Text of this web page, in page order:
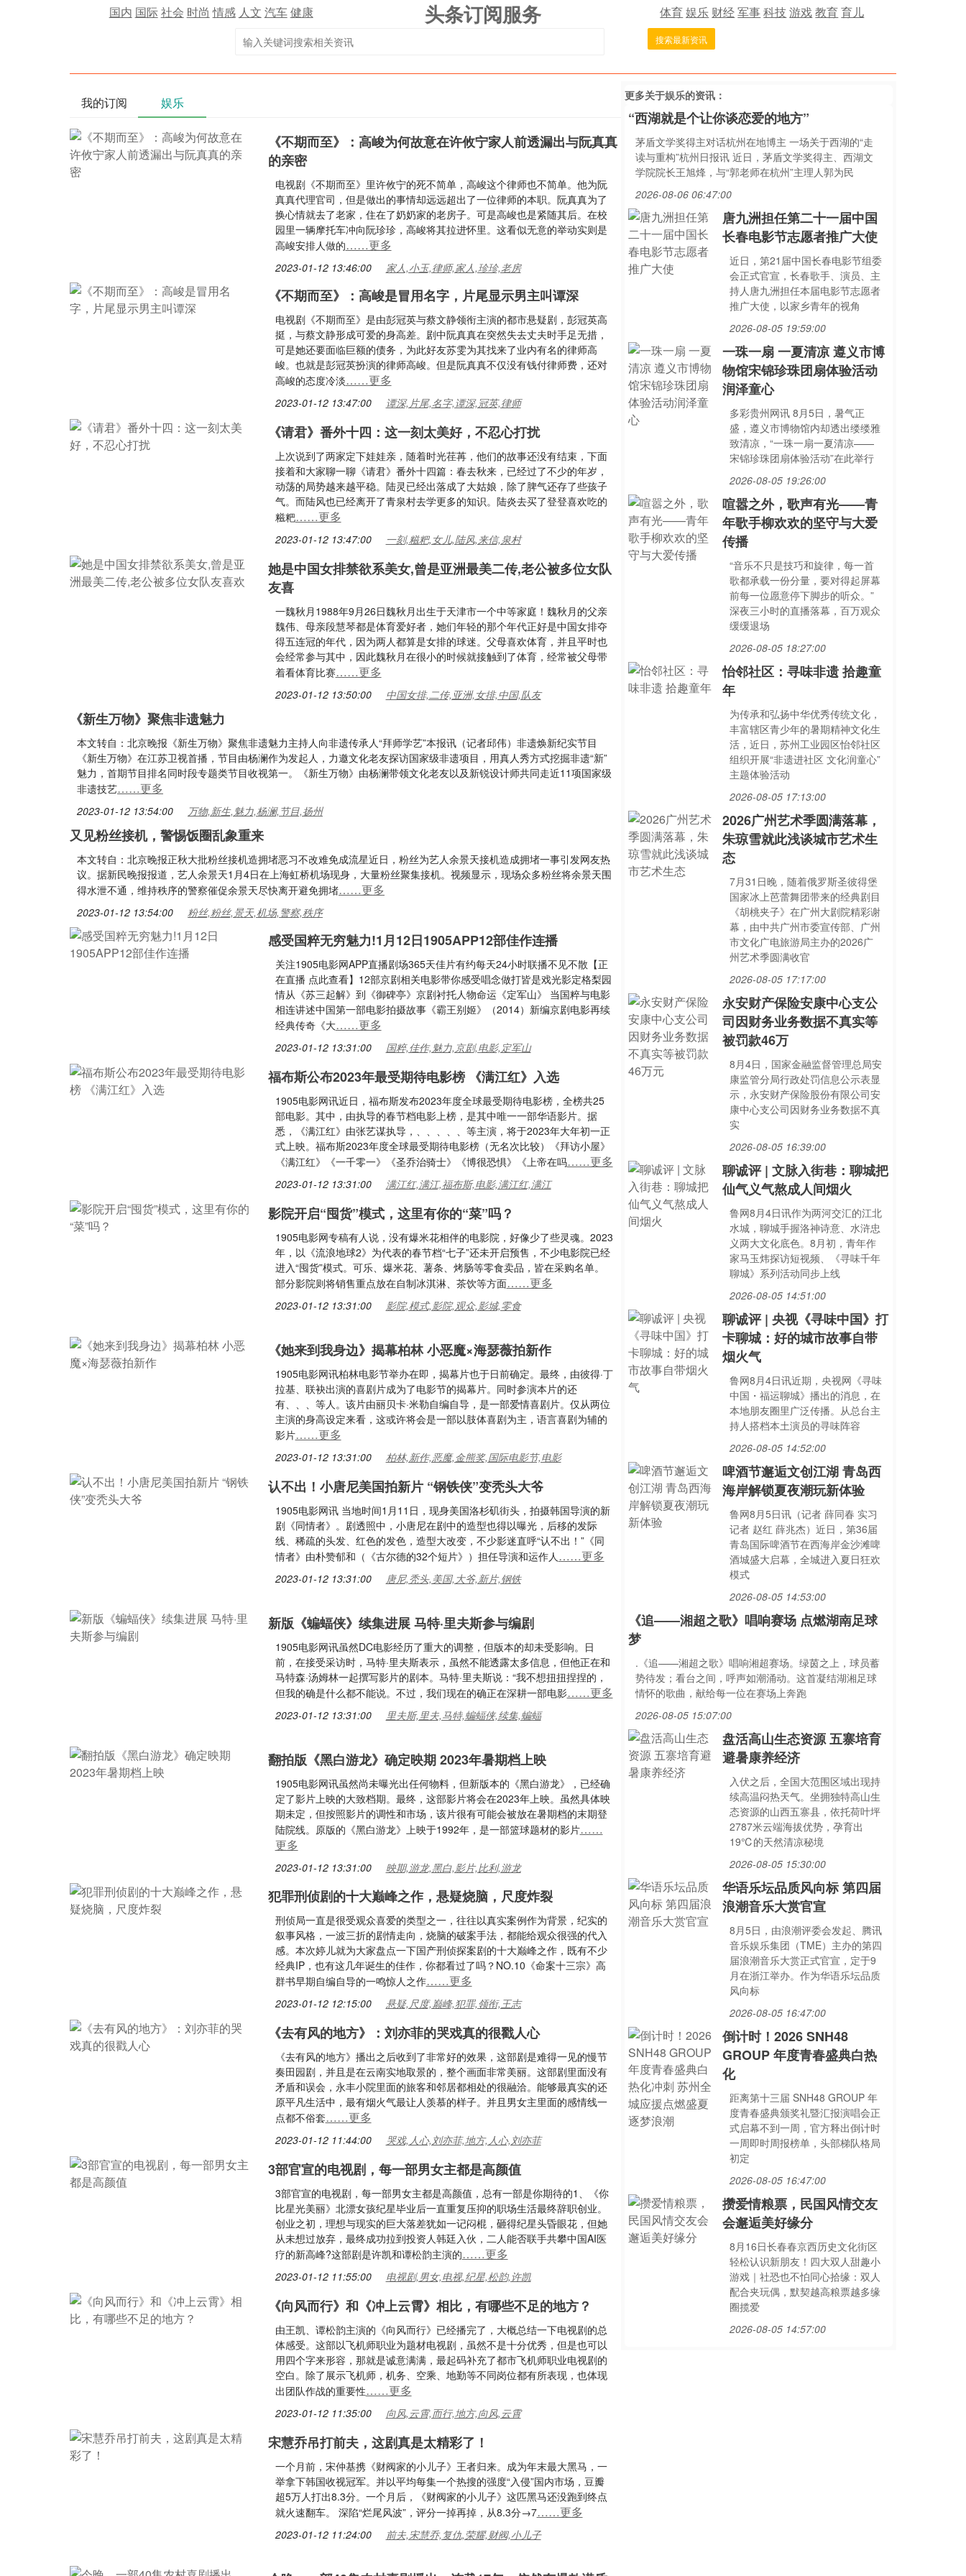
国内 国际社会 时尚 情感 人文 汽车健康 头条订阅服务 体育娱乐 财经军事科技游戏教育育儿
搜索最新资讯
我的订阅 娱乐
《不期而至》：高峻为何故意在许攸宁家人前透漏出与阮真真
的亲密
电视剧《不期而至》里许攸宁的死不简单，高峻这个律师也不简单。他为阮
真真代理官司，但是做出的事情却远远超出了一位律师的本职。阮真真为了
换心情就去了老家，住在了奶奶家的老房子。可是高峻也是紧随其后。在校
园里一辆摩托车冲向阮珍珍，高峻将其拉进怀里。这看似无意的举动实则是
高峻安排人做的……更多
2023-01-12 13:46:00 家人,小玉,律师,家人,珍珍,老房
《不期而至》：高峻是冒用名字，片尾显示男主叫谭深
电视剧《不期而至》是由彭冠英与蔡文静领衔主演的都市悬疑剧，彭冠英高
挺，与蔡文静形成可爱的身高差。剧中阮真真在突然失去丈夫时手足无措，
可是她还要面临巨额的债务，为此好友苏雯为其找来了业内有名的律师高
峻。也就是彭冠英扮演的律师高峻。但是阮真真不仅没有钱付律师费，还对
高峻的态度冷淡……更多
2023-01-12 13:47:00 谭深,片尾,名字,谭深,冠英,律师
《请君》番外十四：这一刻太美好，不忍心打扰
上次说到了两家定下娃娃亲，随着时光荏苒，他们的故事还没有结束，下面
接着和大家聊一聊《请君》番外十四篇：春去秋来，已经过了不少的年岁，
动荡的局势越来越平稳。陆灵已经出落成了大姑娘，除了脾气还存了些孩子
气。而陆风也已经离开了青泉村去学更多的知识。陆炎去买了登登喜欢吃的
糍粑……更多
2023-01-12 13:47:00 一刻,糍粑,女儿,陆风,来信,泉村
她是中国女排禁欲系美女,曾是亚洲最美二传,老公被多位女队
友喜
一魏秋月1988年9月26日魏秋月出生于天津市一个中等家庭！魏秋月的父亲
魏伟、母亲段慧琴都是体育爱好者，她们年轻的那个年代正好是中国女排夺
得五连冠的年代，因为两人都算是女排的球迷。父母喜欢体育，并且平时也
会经常参与其中，因此魏秋月在很小的时候就接触到了体育，经常被父母带
着看体育比赛……更多
2023-01-12 13:50:00 中国女排,二传,亚洲,女排,中国,队友
《新生万物》聚焦非遗魅力
本文转自：北京晚报《新生万物》聚焦非遗魅力主持人向非遗传承人“拜师学艺”本报讯（记者邱伟）非遗焕新纪实节目
《新生万物》在江苏卫视首播，节目由杨澜作为发起人，力邀文化老友探访国家级非遗项目，用真人秀方式挖掘非遗“新”
魅力，首期节目排名同时段专题类节目收视第一。《新生万物》由杨澜带领文化老友以及新锐设计师共同走近11项国家级
非遗技艺……更多
2023-01-12 13:54:00 万物,新生,魅力,杨澜,节目,扬州
又见粉丝接机，警惕饭圈乱象重来
本文转自：北京晚报正秋大批粉丝接机造拥堵恶习不改难免成流星近日，粉丝为艺人余景天接机造成拥堵一事引发网友热
议。据新民晚报报道，艺人余景天1月4日在上海虹桥机场现身，大量粉丝聚集接机。视频显示，现场众多粉丝将余景天围
得水泄不通，维持秩序的警察催促余景天尽快离开避免拥堵……更多
2023-01-12 13:54:00 粉丝,粉丝,景天,机场,警察,秩序
感受国粹无穷魅力!1月12日1905APP12部佳作连播
关注1905电影网APP直播剧场365天佳片有约每天24小时联播不见不散【正
在直播 点此查看】12部京剧相关电影带你感受唱念做打皆是戏光影定格梨园
情从《苏三起解》到《御碑亭》京剧衬托人物命运《定军山》 当国粹与电影
相连讲述中国第一部电影拍摄故事《霸王别姬》（2014）新编京剧电影再续
经典传奇《大……更多
2023-01-12 13:31:00 国粹,佳作,魅力,京剧,电影,定军山
福布斯公布2023年最受期待电影榜 《满江红》入选
1905电影网讯近日，福布斯发布2023年度全球最受期待电影榜，全榜共25
部电影。其中，由执导的春节档电影上榜，是其中唯一一部华语影片。据
悉，《满江红》由张艺谋执导，、、、、、等主演，将于2023年大年初一正
式上映。福布斯2023年度全球最受期待电影榜（无名次比较）《拜访小屋》
《满江红》《一千零一》《圣乔治骑士》《博很恐惧》《上帝在吗……更多
2023-01-12 13:31:00 满江红,满江,福布斯,电影,满江红,满江
影院开启“囤货”模式，这里有你的“菜”吗？
1905电影网专稿有人说，没有爆米花相伴的电影院，好像少了些灵魂。2023
年，以《流浪地球2》为代表的春节档“七子”还未开启预售，不少电影院已经
进入“囤货”模式。可乐、爆米花、薯条、烤肠等零食卖品，皆在采购名单。
部分影院则将销售重点放在自制冰淇淋、茶饮等方面……更多
2023-01-12 13:31:00 影院,模式,影院,观众,影城,零食
《她来到我身边》揭幕柏林 小恶魔×海瑟薇拍新作
1905电影网讯柏林电影节举办在即，揭幕片也于日前确定。最终，由彼得·丁
拉基、联袂出演的喜剧片成为了电影节的揭幕片。同时参演本片的还
有、、、等人。该片由丽贝卡·米勒自编自导，是一部爱情喜剧片。仅从两位
主演的身高设定来看，这或许将会是一部以肢体喜剧为主，语言喜剧为辅的
影片……更多
2023-01-12 13:31:00 柏林,新作,恶魔,金熊奖,国际电影节,电影
认不出！小唐尼美国拍新片 “钢铁侠”变秃头大爷
1905电影网讯 当地时间1月11日，现身美国洛杉矶街头，拍摄韩国导演的新
剧《同情者》。剧透照中，小唐尼在剧中的造型也得以曝光，后移的发际
线、稀疏的头发、红色的发色，造型大改变，不少影迷直呼“认不出！”《同
情者》由朴赞郁和（《古尔德的32个短片》）担任导演和运作人……更多
2023-01-12 13:31:00 唐尼,秃头,美国,大爷,新片,钢铁
新版《蝙蝠侠》续集进展 马特·里夫斯参与编剧
1905电影网讯虽然DC电影经历了重大的调整，但版本的却未受影响。日
前，在接受采访时，马特·里夫斯表示，虽然不能透露太多信息，但他正在和
马特森·汤姆林一起撰写影片的剧本。马特·里夫斯说：“我不想扭扭捏捏的，
但我的确是什么都不能说。不过，我们现在的确正在深耕一部电影……更多
2023-01-12 13:31:00 里夫斯,里夫,马特,蝙蝠侠,续集,蝙蝠
翻拍版《黑白游龙》确定映期 2023年暑期档上映
1905电影网讯虽然尚未曝光出任何物料，但新版本的《黑白游龙》，已经确
定了影片上映的大致档期。最终，这部影片将会在2023年上映。虽然具体映
期未定，但按照影片的调性和市场，该片很有可能会被放在暑期档的末期登
陆院线。原版的《黑白游龙》上映于1992年，是一部篮球题材的影片……
更多
2023-01-12 13:31:00 映期,游龙,黑白,影片,比利,游龙
犯罪刑侦剧的十大巅峰之作，悬疑烧脑，尺度炸裂
刑侦局一直是很受观众喜爱的类型之一，往往以真实案例作为背景，纪实的
叙事风格，一波三折的剧情走向，烧脑的破案手法，都能给观众很强的代入
感。本次婷儿就为大家盘点一下国产刑侦探案剧的十大巅峰之作，既有不少
经典IP，也有这几年诞生的佳作，你都看过了吗？NO.10《命案十三宗》高
群书早期自编自导的一鸣惊人之作……更多
2023-01-12 12:15:00 悬疑,尺度,巅峰,犯罪,领衔,王志
《去有风的地方》：刘亦菲的哭戏真的很戳人心
《去有风的地方》播出之后收到了非常好的效果，这部剧是难得一见的慢节
奏田园剧，并且是在云南实地取景的，整个画面非常美丽。这部剧里面没有
矛盾和误会，永丰小院里面的旅客和邻居都相处的很融洽。能够最真实的还
原平凡生活中，最有烟火气最让人羡慕的样子。并且男女主里面的感情线一
点都不俗套……更多
2023-01-12 11:44:00 哭戏,人心,刘亦菲,地方,人心,刘亦菲
3部官宣的电视剧，每一部男女主都是高颜值
3部官宣的电视剧，每一部男女主都是高颜值，总有一部是你期待的1、《你
比星光美丽》北漂女孩纪星毕业后一直重复压抑的职场生活最终辞职创业。
创业之初，理想与现实的巨⼤落差犹如⼀记闷棍，砸得纪星头昏眼花，但她
从未想过放弃，最终成功拉到投资⼈韩廷⼊伙，二⼈能否联⼿共攀中国AI医
疗的新⾼峰?这部剧是许凯和谭松韵主演的……更多
2023-01-12 11:55:00 电视剧,男女,电视,纪星,松韵,许凯
《向风而行》和《冲上云霄》相比，有哪些不足的地方？
由王凯、谭松韵主演的《向风而行》已经播完了，大概总结一下电视剧的总
体感受。这部以飞机师职业为题材电视剧，虽然不是十分优秀，但是也可以
用四个字来形容，那就是诚意满满，最起码补充了都市飞机师职业电视剧的
空白。除了展示飞机师，机务、空乘、地勤等不同岗位都有所表现，也体现
出团队作战的重要性……更多
2023-01-12 11:35:00 向风,云霄,而行,地方,向风,云霄
宋慧乔吊打前夫，这剧真是太精彩了！
一个月前，宋仲基携《财阀家的小儿子》王者归来。成为年末最大黑马，一
举拿下韩国收视冠军。并以平均每集一个热搜的强度“入侵”国内市场，豆瓣
超5万人打出8.3分。一个月后，《财阀家的小儿子》这匹黑马还没跑到终点
就火速翻车。 深陷“烂尾风波”，评分一掉再掉，从8.3分→7……更多
2023-01-12 11:24:00 前夫,宋慧乔,复仇,荣耀,财阀,小儿子
更多关于娱乐的资讯：
“西湖就是个让你谈恋爱的地方”
茅盾文学奖得主对话杭州在地博主 一场关于西湖的“走
读与重构”杭州日报讯 近日，茅盾文学奖得主、西湖文
学院院长王旭烽，与“郭老师在杭州”主理人郭为民
2026-08-06 06:47:00
唐九洲担任第二十一届中国
长春电影节志愿者推广大使
近日，第21届中国长春电影节组委
会正式官宣，长春歌手、演员、主
持人唐九洲担任本届电影节志愿者
推广大使，以家乡青年的视角
2026-08-05 19:59:00
一珠一扇 一夏清凉 遵义市博
物馆宋锦珍珠团扇体验活动
润泽童心
多彩贵州网讯 8月5日，暑气正
盛，遵义市博物馆内却透出缕缕雅
致清凉，“一珠一扇一夏清凉——
宋锦珍珠团扇体验活动”在此举行
2026-08-05 19:26:00
喧嚣之外，歌声有光——青
年歌手柳欢欢的坚守与大爱
传播
“音乐不只是技巧和旋律，每一首
歌都承载一份分量，要对得起屏幕
前每一位愿意停下脚步的听众。”
深夜三小时的直播落幕，百万观众
缓缓退场
2026-08-05 18:27:00
怡邻社区：寻味非遗 拾趣童
年
为传承和弘扬中华优秀传统文化，
丰富辖区青少年的暑期精神文化生
活，近日，苏州工业园区怡邻社区
组织开展“非遗进社区 文化润童心”
主题体验活动
2026-08-05 17:13:00
2026广州艺术季圆满落幕，
朱琼雪就此浅谈城市艺术生
态
7月31日晚，随着俄罗斯圣彼得堡
国家冰上芭蕾舞团带来的经典剧目
《胡桃夹子》在广州大剧院精彩谢
幕，由中共广州市委宣传部、广州
市文化广电旅游局主办的2026广
州艺术季圆满收官
2026-08-05 17:17:00
永安财产保险安康中心支公
司因财务业务数据不真实等
被罚款46万
8月4日，国家金融监督管理总局安
康监管分局行政处罚信息公示表显
示，永安财产保险股份有限公司安
康中心支公司因财务业务数据不真
实
2026-08-05 16:39:00
聊诚评 | 文脉入街巷：聊城把
仙气义气熬成人间烟火
鲁网8月4日讯作为两河交汇的江北
水城，聊城手握洛神诗意、水浒忠
义两大文化底色。8月初，青年作
家马玉炜探访短视频、《寻味千年
聊城》系列活动同步上线
2026-08-05 14:51:00
聊诚评 | 央视《寻味中国》打
卡聊城：好的城市故事自带
烟火气
鲁网8月4日讯近期，央视网《寻味
中国・福运聊城》播出的消息，在
本地朋友圈里广泛传播。从总台主
持人搭档本土演员的寻味阵容
2026-08-05 14:52:00
啤酒节邂逅文创江湖 青岛西
海岸解锁夏夜潮玩新体验
鲁网8月5日讯（记者 薛同春 实习
记者 赵红 薛兆杰）近日，第36届
青岛国际啤酒节在西海岸金沙滩啤
酒城盛大启幕，全城进入夏日狂欢
模式
2026-08-05 14:53:00
《追——湘超之歌》唱响赛场 点燃湖南足球
梦
.《追——湘超之歌》唱响湘超赛场。绿茵之上，球员蓄
势待发；看台之间，呼声如潮涌动。这首凝结湖湘足球
情怀的歌曲，献给每一位在赛场上奔跑
2026-08-05 15:07:00
盘活高山生态资源 五寨培育
避暑康养经济
入伏之后，全国大范围区域出现持
续高温闷热天气。坐拥独特高山生
态资源的山西五寨县，依托荷叶坪
2787米云端海拔优势，孕育出
19℃的天然清凉秘境
2026-08-05 15:30:00
华语乐坛品质风向标 第四届
浪潮音乐大赏官宣
8月5日，由浪潮评委会发起、腾讯
音乐娱乐集团（TME）主办的第四
届浪潮音乐大赏正式官宣，定于9
月在浙江举办。作为华语乐坛品质
风向标
2026-08-05 16:47:00
倒计时！2026 SNH48
GROUP 年度青春盛典白热
化
距离第十三届 SNH48 GROUP 年
度青春盛典颁奖礼暨汇报演唱会正
式启幕不到一周，官方释出倒计时
一周即时周报榜单，头部梯队格局
初定
2026-08-05 16:47:00
攒爱情粮票，民国风情交友
会邂逅美好缘分
8月16日长春春京西历史文化街区
轻松认识新朋友！四大双人甜趣小
游戏｜社恐也不怕同心拾缘：双人
配合夹玩偶，默契越高粮票越多缘
圈揽爱
2026-08-05 14:57:00